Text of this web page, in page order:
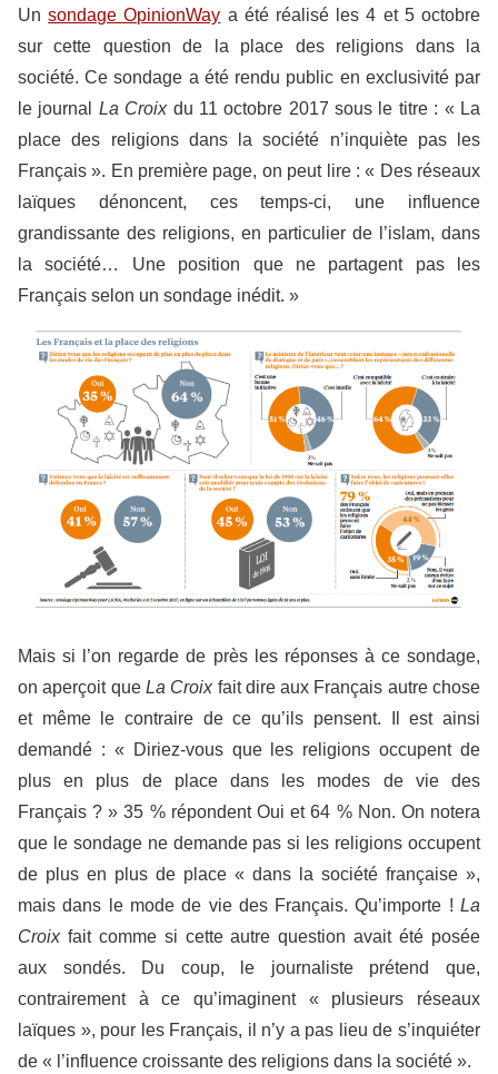
Unsondage OpinionWay a été réalisé les 4 et 5 octobre
sur cette question de la place des religions dans la
société. Ce sondage a été rendu public en exclusivité par
le journal La Croixdu 11 octobre 2017 sous le titre : « La
place des religions dans la société n’inquiète pas les
Français ». En première page, on peut lire : « Des réseaux
laïques dénoncent, ces temps-ci, une influence
grandissante des religions, en particulier de l’islam, dans
la société… Une position que ne partagent pas les
Français selon un sondage inédit. »
Mais si l’on regarde de près les réponses à ce sondage,
on aperçoit que La Croixfait dire aux Français autre chose
et même le contraire de ce qu’ils pensent. Il est ainsi
demandé : « Diriez-vous que les religions occupent de
plus en plus de place dans les modes de vie des
Français ? » 35 % répondent Oui et 64 % Non. On notera
que le sondage ne demande pas si les religions occupent
de plus en plus de place « dans la société française »,
mais dans le mode de vie des Français. Qu’importe ! La
Croixfait comme si cette autre question avait été posée
aux sondés. Du coup, le journaliste prétend que,
contrairement à ce qu’imaginent « plusieurs réseaux
laïques », pour les Français, il n’y a pas lieu de s’inquiéter
de « l’influence croissante des religions dans la société ».